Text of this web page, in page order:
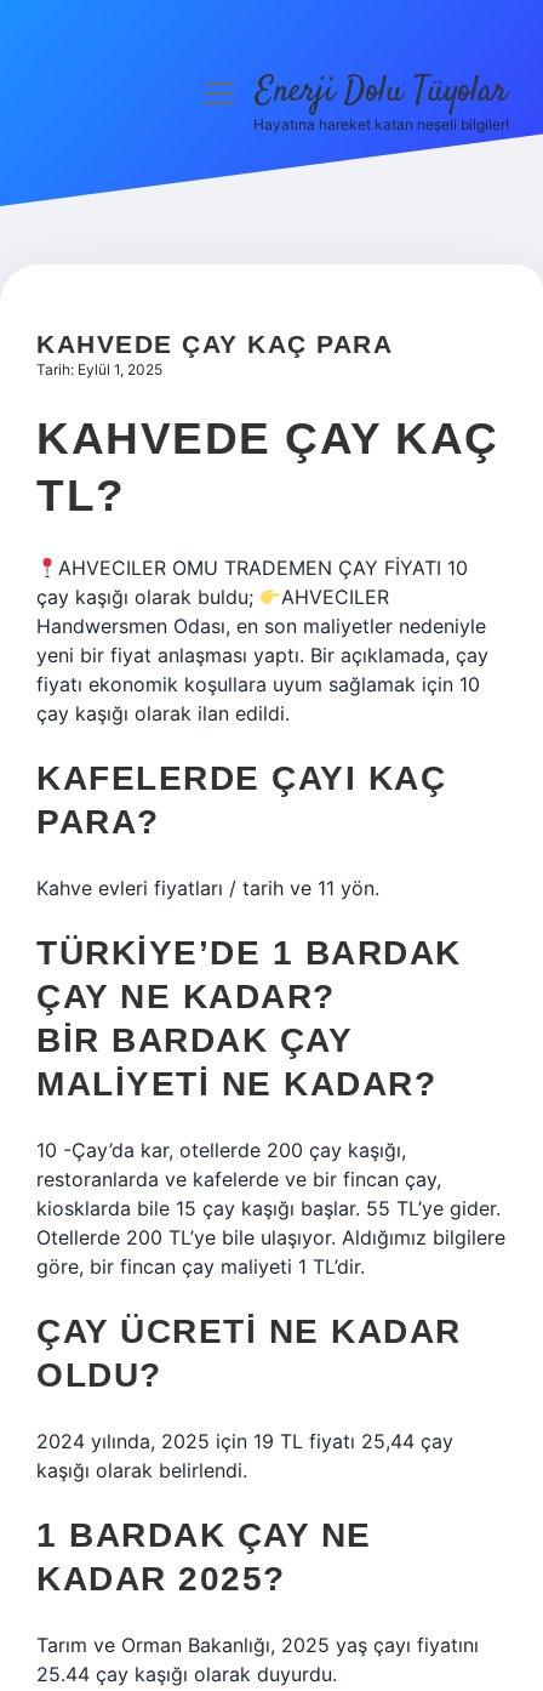
Hakkımızda
menüyüEnerji Dolu Tüyolar
Hayatına hareket katan neşeli bilgiler!
KAHVEDE ÇAY KAÇ PARA
Tarih: Eylül 1, 2025
KAHVEDE ÇAY KAÇ
TL?
AHVECILER OMU TRADEMEN ÇAY FİYATI 10
çay kaşığı olarak buldu;
AHVECILER
Handwersmen Odası, en son maliyetler nedeniyle
yeni bir fiyat anlaşması yaptı. Bir açıklamada, çay
fiyatı ekonomik koşullara uyum sağlamak için 10
çay kaşığı olarak ilan edildi.
KAFELERDE ÇAYI KAÇ
PARA?
Kahve evleri fiyatları / tarih ve 11 yön.
TÜRKIYE’DE 1 BARDAK
ÇAY NE KADAR?
BIR BARDAK ÇAY
MALIYETI NE KADAR?
10 -Çay’da kar, otellerde 200 çay kaşığı,
restoranlarda ve kafelerde ve bir fincan çay,
kiosklarda bile 15 çay kaşığı başlar. 55 TL’ye gider.
Otellerde 200 TL’ye bile ulaşıyor. Aldığımız bilgilere
göre, bir fincan çay maliyeti 1 TL’dir.
ÇAY ÜCRETI NE KADAR
OLDU?
2024 yılında, 2025 için 19 TL fiyatı 25,44 çay
kaşığı olarak belirlendi.
1 BARDAK ÇAY NE
KADAR 2025?
Tarım ve Orman Bakanlığı, 2025 yaş çayı fiyatını
25.44 çay kaşığı olarak duyurdu.